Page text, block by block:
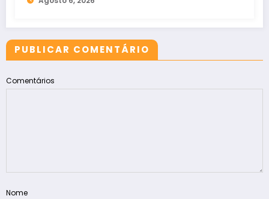
PUBLICAR COMENTÁRIO
Comentários
Nome